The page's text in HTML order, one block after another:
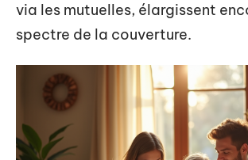
via les mutuelles, élargissent
spectre de la couverture.